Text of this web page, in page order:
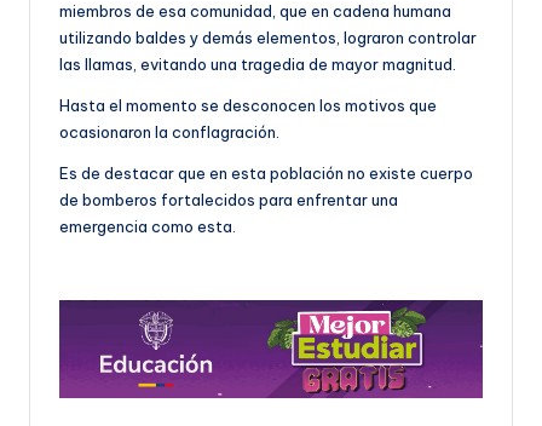
miembros de esa comunidad, que en cadena humana
utilizando baldes y demás elementos, lograron controlar
las llamas, evitando una tragedia de mayor magnitud.
Hasta el momento se desconocen los motivos que
ocasionaron la conflagración.
Es de destacar que en esta población no existe cuerpo
de bomberos fortalecidos para enfrentar una
emergencia como esta.